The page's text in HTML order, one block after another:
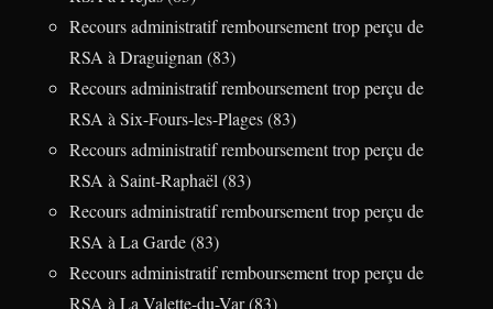
Recours administratif remboursement trop perçu de
RSA à Draguignan (83)
Recours administratif remboursement trop perçu de
RSA à Six-Fours-les-Plages (83)
Recours administratif remboursement trop perçu de
RSA à Saint-Raphaël (83)
Recours administratif remboursement trop perçu de
RSA à La Garde (83)
Recours administratif remboursement trop perçu de
RSA à La Valette-du-Var (83)